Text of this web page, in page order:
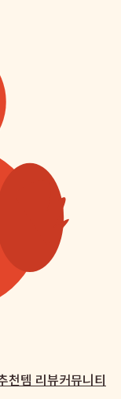
천템 리뷰커뮤니티